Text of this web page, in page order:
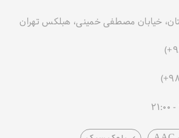
خیابان مصطفی خمینی، هبلکس تهران